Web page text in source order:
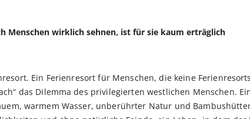
Menschen wirklich sehnen, ist für sie kaum erträglich
Ein Ferienresort für Menschen, die keine
das Dilemma des privilegierten westlichen Menschen.
warmem Wasser, unberührter Natur und